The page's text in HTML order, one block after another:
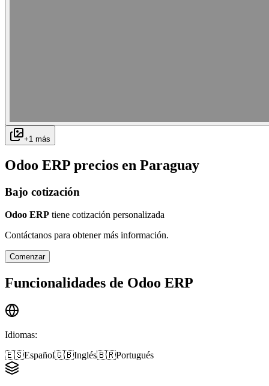
+1 más
Odoo ERP precios en Paraguay
Bajo cotización
Odoo ERP tiene cotización personalizada
Contáctanos para obtener más información.
Comenzar
Funcionalidades de Odoo ERP
Idiomas:
🇪🇸Español🇬🇧Inglés🇧🇷Portugués